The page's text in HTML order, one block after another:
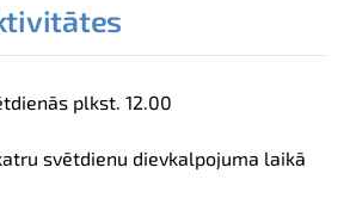
plkst. 12.00
svētdienu dievkalpojuma laikā